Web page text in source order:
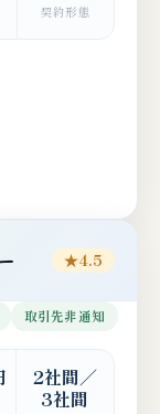
契約形態
★4.5
取引先非通知
2社間／
3社間